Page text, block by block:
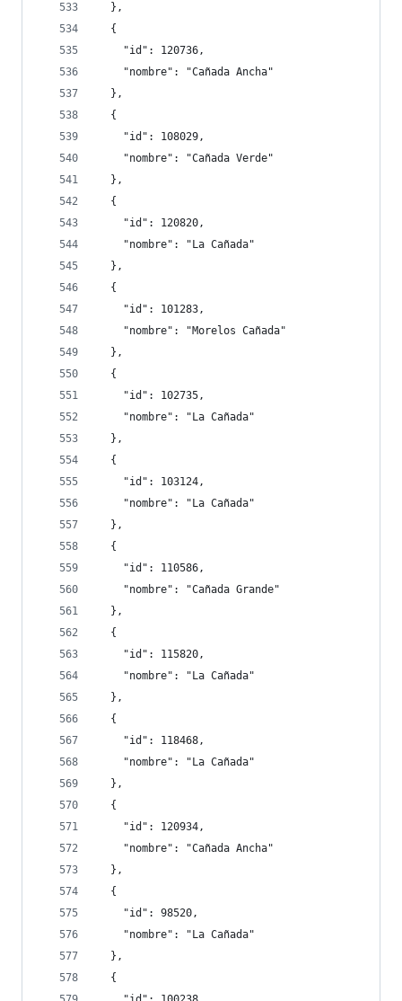
  },
  {
    "id": 120736,
    "nombre": "Cañada Ancha"
  },
  {
    "id": 108029,
    "nombre": "Cañada Verde"
  },
  {
    "id": 120820,
    "nombre": "La Cañada"
  },
  {
    "id": 101283,
    "nombre": "Morelos Cañada"
  },
  {
    "id": 102735,
    "nombre": "La Cañada"
  },
  {
    "id": 103124,
    "nombre": "La Cañada"
  },
  {
    "id": 110586,
    "nombre": "Cañada Grande"
  },
  {
    "id": 115820,
    "nombre": "La Cañada"
  },
  {
    "id": 118468,
    "nombre": "La Cañada"
  },
  {
    "id": 120934,
    "nombre": "Cañada Ancha"
  },
  {
    "id": 98520,
    "nombre": "La Cañada"
  },
  {